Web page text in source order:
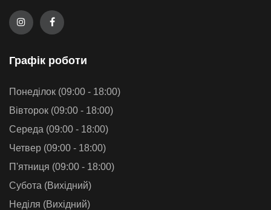
Графiк роботи
Понеділок (09:00 - 18:00)
Вівторок (09:00 - 18:00)
Середа (09:00 - 18:00)
Четвер (09:00 - 18:00)
П'ятниця (09:00 - 18:00)
Субота (Вихідний)
Неділя (Вихідний)